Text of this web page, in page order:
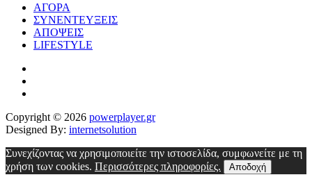
ΑΓΟΡΑ
ΣΥΝΕΝΤΕΥΞΕΙΣ
ΑΠΟΨΕΙΣ
LIFESTYLE
Copyright © 2026 powerplayer.gr
Designed By: internetsolution
Συνεχίζοντας να χρησιμοποιείτε την ιστοσελίδα, συμφωνείτε με τη
χρήση των cookies. Περισσότερες πληροφορίες. Αποδοχή